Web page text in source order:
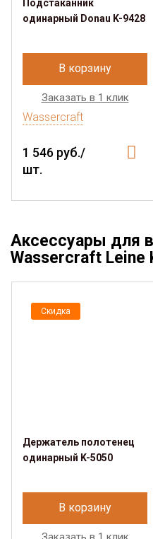
Подстаканник
одинарный Donau K-9428
В корзину
Заказать в 1 клик
Wassercraft
1 546 руб./
шт.
Аксессуары для
Wassercraft Leine
Скидка
Держатель полотенец
одинарный K-5050
В корзину